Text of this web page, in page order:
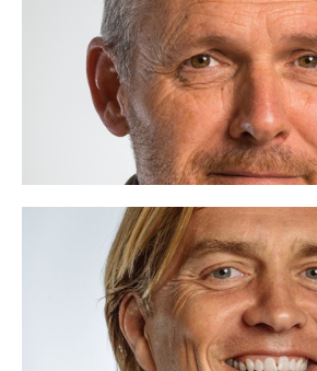
06 - 40 29 72 85
tim@voor.nl
Vitaliteit, ik ben VOOR.
Lees meer
Jan Willem ten Hagen
06 - 41 76 55 86
janwillem@voor.nl
Beweging vanuit mogelijkheden, ik